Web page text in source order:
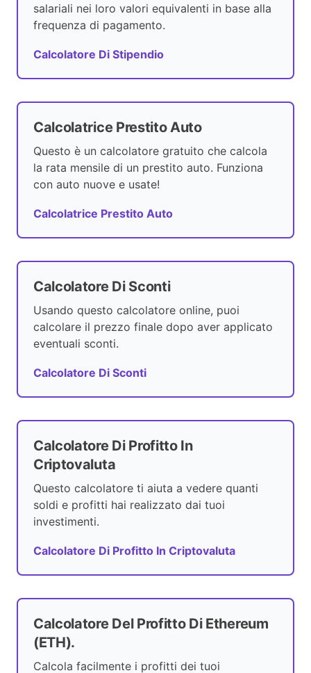
salariali nei loro valori equivalenti in base alla
frequenza di pagamento.
Calcolatore Di Stipendio
Calcolatrice Prestito Auto
Questo è un calcolatore gratuito che calcola
la rata mensile di un prestito auto. Funziona
con auto nuove e usate!
Calcolatrice Prestito Auto
Calcolatore Di Sconti
Usando questo calcolatore online, puoi
calcolare il prezzo finale dopo aver applicato
eventuali sconti.
Calcolatore Di Sconti
Calcolatore Di Profitto In
Criptovaluta
Questo calcolatore ti aiuta a vedere quanti
soldi e profitti hai realizzato dai tuoi
investimenti.
Calcolatore Di Profitto In Criptovaluta
Calcolatore Del Profitto Di Ethereum
(ETH).
Calcola facilmente i profitti dei tuoi